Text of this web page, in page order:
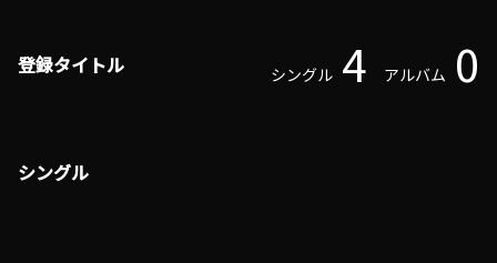
登録タイトル シングル 4 アルバム 0
シングル